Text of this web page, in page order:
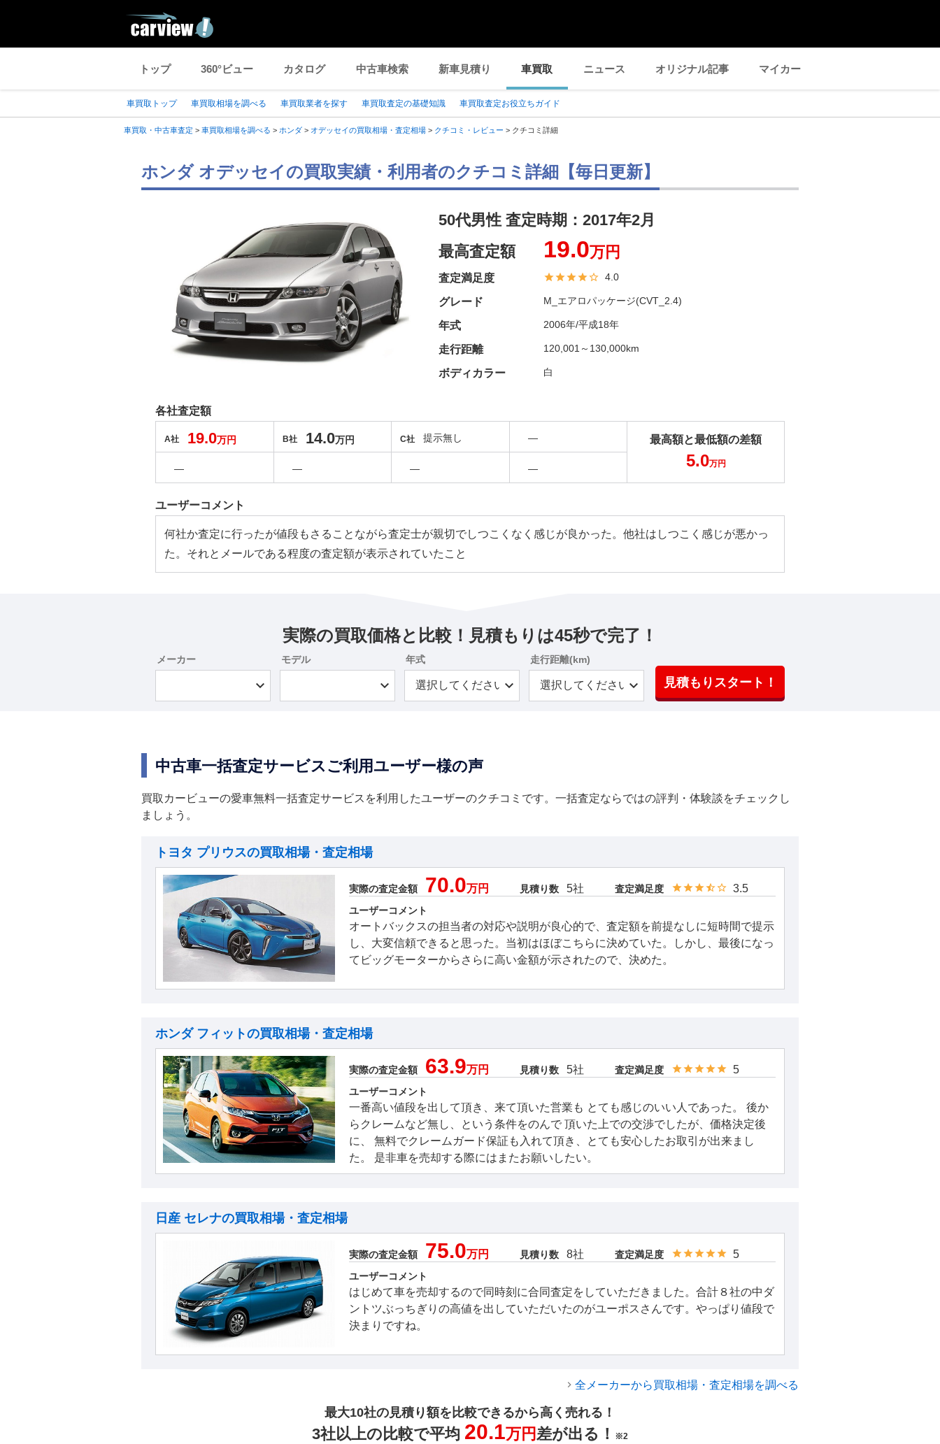
トップ 360°ビュー カタログ 中古車検索 新車見積り 車買取 ニュース オリジナル記事 マイカー
車買取トップ 車買取相場を調べる 車買取業者を探す 車買取査定の基礎知識 車買取査定お役立ちガイド
車買取・中古車査定 > 車買取相場を調べる > ホンダ > オデッセイの買取相場・査定相場 > クチコミ・レビュー > クチコミ詳細
ホンダ オデッセイの買取実績・利用者のクチコミ詳細【毎日更新】
50代男性 査定時期： 2017年2月
最高査定額
19.0万円
査定満足度 4.0
グレード M_エアロパッケージ(CVT_2.4)
年式 2006年/平成18年
走行距離 120,001～130,000km
ボディカラー 白
各社査定額
A社 19.0万円 B社 14.0万円 C社 提示無し ―
― ― ― ―
最高額と最低額の差額
5.0万円
ユーザーコメント
何社か査定に行ったが値段もさることながら査定士が親切でしつこくなく感じが良かった。他社はしつこく感じが悪かっ
た。それとメールである程度の査定額が表示されていたこと
実際の買取価格と比較！見積もりは45秒で完了！
メーカー モデル 年式 走行距離(km)
見積もりスタート！
中古車一括査定サービスご利用ユーザー様の声
買取カービューの愛車無料一括査定サービスを利用したユーザーのクチコミです。一括査定ならではの評判・体験談をチェックし
ましょう。
トヨタ プリウスの買取相場・査定相場
実際の査定金額 70.0万円 見積り数 5社 査定満足度 3.5
ユーザーコメント
オートバックスの担当者の対応や説明が良心的で、査定額を前提なしに短時間で提示
し、大変信頼できると思った。当初はほぼこちらに決めていた。しかし、最後になっ
てビッグモーターからさらに高い金額が示されたので、決めた。
ホンダ フィットの買取相場・査定相場
実際の査定金額 63.9万円 見積り数 5社 査定満足度 5
ユーザーコメント
一番高い値段を出して頂き、来て頂いた営業も とても感じのいい人であった。 後か
らクレームなど無し、という条件をのんで 頂いた上での交渉でしたが、価格決定後
に、 無料でクレームガード保証も入れて頂き、とても安心したお取引が出来まし
た。 是非車を売却する際にはまたお願いしたい。
日産 セレナの買取相場・査定相場
実際の査定金額 75.0万円 見積り数 8社 査定満足度 5
ユーザーコメント
はじめて車を売却するので同時刻に合同査定をしていただきました。合計８社の中ダ
ントツぶっちぎりの高値を出していただいたのがユーポスさんです。やっぱり値段で
決まりですね。
全メーカーから買取相場・査定相場を調べる
最大10社の見積り額を比較できるから高く売れる！
3社以上の比較で平均 20.1万円差が出る！ ※2